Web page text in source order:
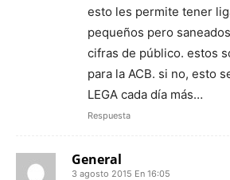
esto les permite tener
pequeños pero
cifras de público. estos
para la ACB. si no, esto
LEGA cada día más…
Respuesta
General
3 agosto 2015 En 16:05